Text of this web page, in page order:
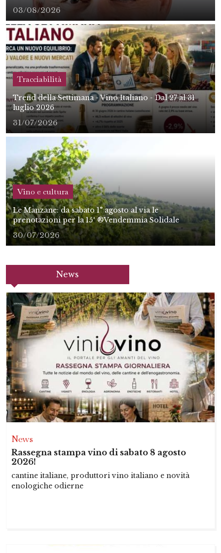
03/08/2026
Tracciabilità
Trend della Settimana - Vino Italiano - Dal 27 al 31
luglio 2026
31/07/2026
Vino e cultura
Le Manzane: da sabato 1° agosto al via le
prenotazioni per la 15ª ®Vendemmia Solidale
30/07/2026
News
News
Rassegna stampa vino di sabato 8 agosto
2026!
cantine italiane, produttori vino italiano e novità
enologiche odierne